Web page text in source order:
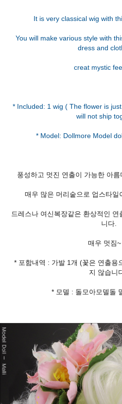
It is very classical wig with
You will make various style with
dress and
creat mystic
* Included: 1 wig ( The flower is
will not ship
풍성하고 멋진 연출이 가능한 아
매우 많은 머리숱으로 업스타일
드레스나 여신복장같은 환상적인
니다.
매우 멋짐
* 포함내역 : 가발 1개 (꽃은 연출용
지 않습니
* 모델 : 돌모아모델돌